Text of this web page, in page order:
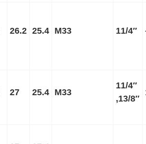
26.2 25.4 M33 11/4″
27 25.4 M33
11/4″
,13/8″